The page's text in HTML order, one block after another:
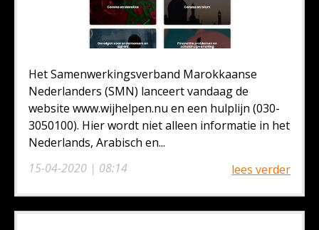
15-04-2020 | 08:14
Het Samenwerkingsverband Marokkaanse
Nederlanders (SMN) lanceert vandaag de
website www.wijhelpen.nu en een hulplijn (030-
3050100). Hier wordt niet alleen informatie in het
Nederlands, Arabisch en...
lees verder